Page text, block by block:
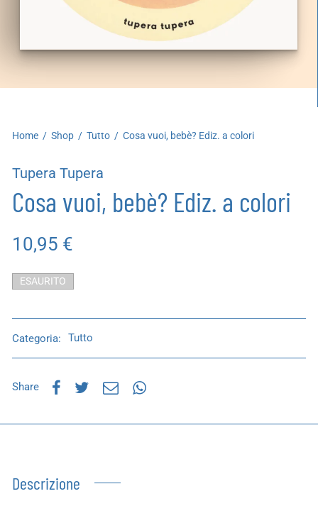
Home / Shop / Tutto / Cosa vuoi, bebè? Ediz. a colori
Tupera Tupera
Cosa vuoi, bebè? Ediz. a colori
10,95 €
ESAURITO
Categoria: Tutto
Share
Descrizione